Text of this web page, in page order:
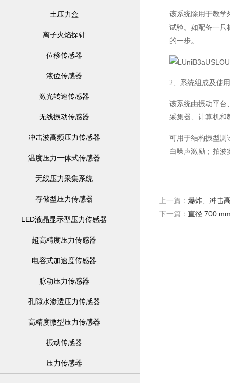
土压力盒
离子火焰探针
位移传感器
液位传感器
激光转速传感器
无线振动传感器
冲击波高频压力传感器
温度压力一体式传感器
无线压力采集系统
存储型压力传感器
LED液晶显示型压力传感器
超高精度压力传感器
电容式加速度传感器
脉动压力传感器
孔隙水渗透压力传感器
高精度微型压力传感器
振动传感器
压力传感器
该系统除用于教学
试验。如配备一只
的一步。
2、系统组成及使用
该系统由振动平台
采集器、计算机和
可用于结构振型测
白噪声激励；拍波
上一篇： 爆炸、冲击
下一篇： 直径 700